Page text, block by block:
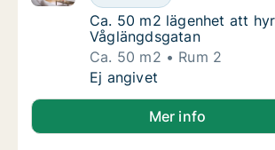
Ca. 50 m2 lägenhet att
Ca. 50 m2 lägenhet att
Våglängdsgatan
Ca. 50 m2
Rum 2
Ca. 50 m2 lägenhet att
Ej angivet
Mer info